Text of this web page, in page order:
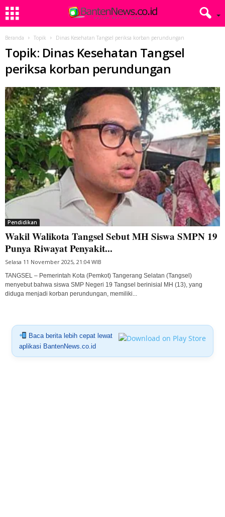
Beranda Topik Dinas Kesehatan Tangsel periksa korban perundungan
Topik: Dinas Kesehatan Tangsel
periksa korban perundungan
Pendidikan
Wakil Walikota Tangsel Sebut MH Siswa SMPN 19
Punya Riwayat Penyakit...
Selasa 11 November 2025, 21:04 WIB
TANGSEL – Pemerintah Kota (Pemkot) Tangerang Selatan (Tangsel)
menyebut bahwa siswa SMP Negeri 19 Tangsel berinisial MH (13), yang
diduga menjadi korban perundungan, memiliki...
Baca berita lebih cepat lewat
aplikasi BantenNews.co.id